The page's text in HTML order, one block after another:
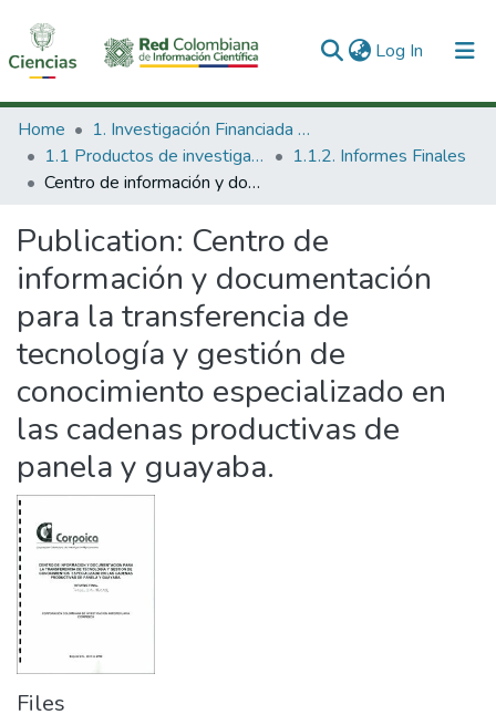
Log In (current)
Communities & Collections
All of DSpace
Home
1. Investigación Financiada con Recursos Públicos
1.1 Productos de investigación
1.1.2. Informes Finales
Centro de información y documentación para la transferencia de tecnología y gestión de conocimiento especializado en las cadenas productivas de panela y guayaba.
Publication: Centro de
información y documentación
para la transferencia de
tecnología y gestión de
conocimiento especializado en
las cadenas productivas de
panela y guayaba.
Files